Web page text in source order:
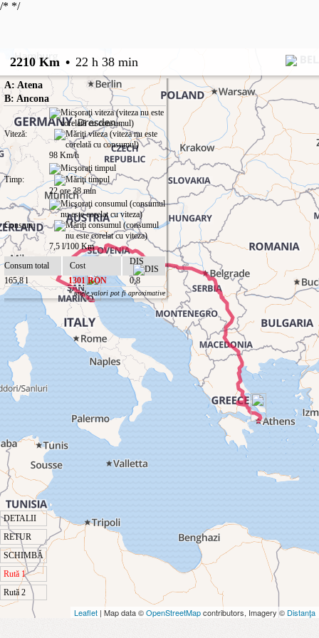
/* */
2210 Km • 22 h 38 min
DETALII
RETUR
SCHIMBĂ
Rută 1
Rută 2
A: Atena
B: Ancona
Viteză:
98 Km/h
Timp:
22 ore 38 min
Consum:
7,5 l/100 Km
Consum total
Cost
DIS
165,8 l
1301 RON 0,8
* unele valori pot fi aproximative